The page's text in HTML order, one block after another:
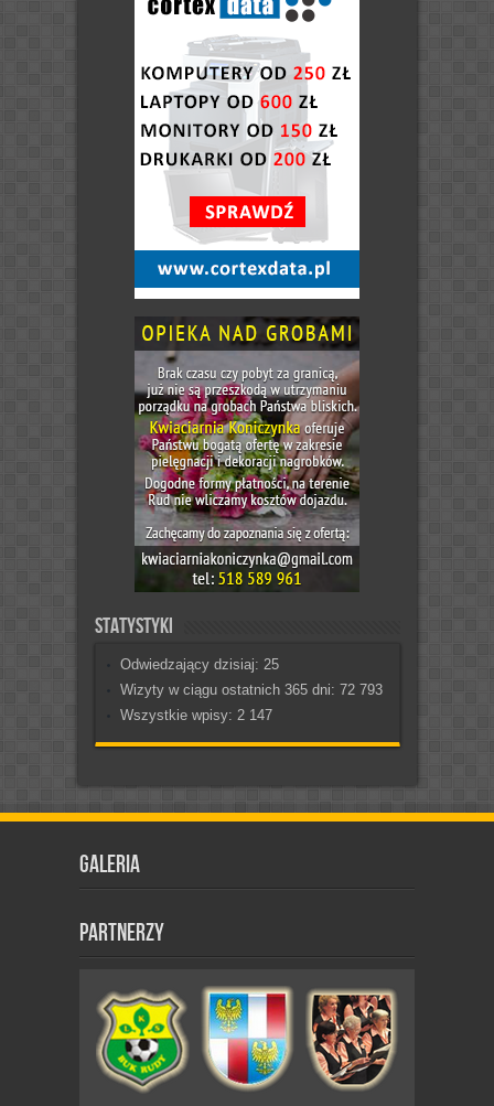
Statystyki
Odwiedzający dzisiaj: 25
Wizyty w ciągu ostatnich 365 dni: 72 793
Wszystkie wpisy: 2 147
Galeria
Partnerzy